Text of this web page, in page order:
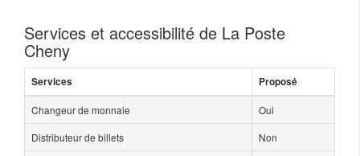
Services et accessibilité de La Poste
Cheny
Services Proposé
Changeur de monnaie
Oui
Distributeur de billets
Non